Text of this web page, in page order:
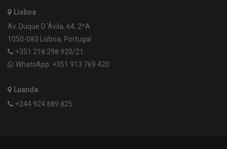
Lisboa
Av. Duque D´Ávila, 64, 2ºA
1050-083 Lisboa, Portugal
+351 218 298 920/21
WhatsApp: +351 913 769 420
Luanda
+244 924 889 825